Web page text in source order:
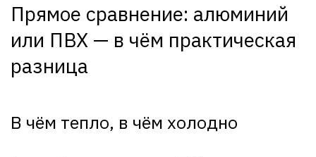
Прямое сравнение: алюминий
или ПВХ — в чём практическая
разница
В чём тепло, в чём холодно